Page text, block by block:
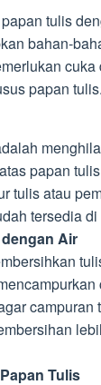
tulis
bahan-
papan tulis.
papan
tulis atau
tersedia di
Air
campuran
Tulis